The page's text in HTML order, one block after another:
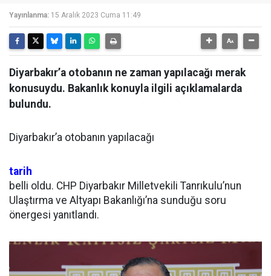
Yayınlanma: 15 Aralık 2023 Cuma 11:49
Diyarbakır’a otobanın ne zaman yapılacağı merak
konusuydu. Bakanlık konuyla ilgili açıklamalarda
bulundu.
Diyarbakır’a otobanın yapılacağı
tarih
belli oldu. CHP Diyarbakır Milletvekili Tanrıkulu’nun
Ulaştırma ve Altyapı Bakanlığı’na sunduğu soru
önergesi yanıtlandı.